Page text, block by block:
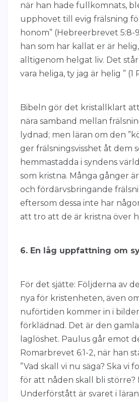
när han hade fullkomnats,
upphovet till evig frälsning
honom” (Hebreerbrevet 5:8-
han som har kallat er är
alltigenom helgat liv. Det står
vara heliga, ty jag är helig ” (1
Bibeln gör det kristallklart
nära samband mellan
lydnad; men läran om den
ger frälsningsvisshet åt dem
hemmastadda i syndens
som kristna. Många gånger
och fördärvsbringande
eftersom dessa inte har
att tro att de är kristna över
6. En låg uppfattning om
För det sjätte: Följderna av
nya för kristenheten, även
nuförtiden kommer in i
förklädnad. Det är den
laglöshet. Paulus går emot
Romarbrevet 6:1-2, när han
”Vad skall vi nu säga? Ska vi
för att nåden skall bli större?
Underförstått är svaret i